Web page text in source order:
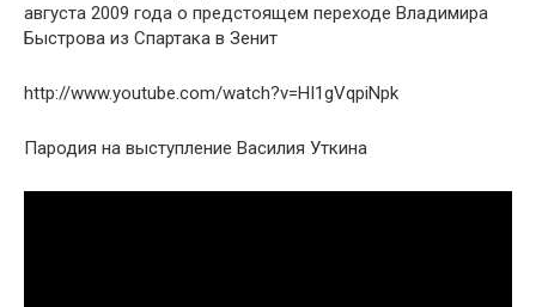
августа 2009 года о предстоящем переходе Владимира
Быстрова из Спартака в Зенит
http://www.youtube.com/watch?v=HI1gVqpiNpk
Пародия на выступление Василия Уткина